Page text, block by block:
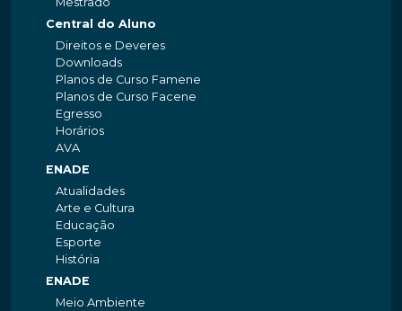
Central do Aluno
Direitos e Deveres
Downloads
Planos de Curso Famene
Planos de Curso Facene
Egresso
Horários
AVA
ENADE
Atualidades
Arte e Cultura
Educação
Esporte
História
ENADE
Meio Ambiente